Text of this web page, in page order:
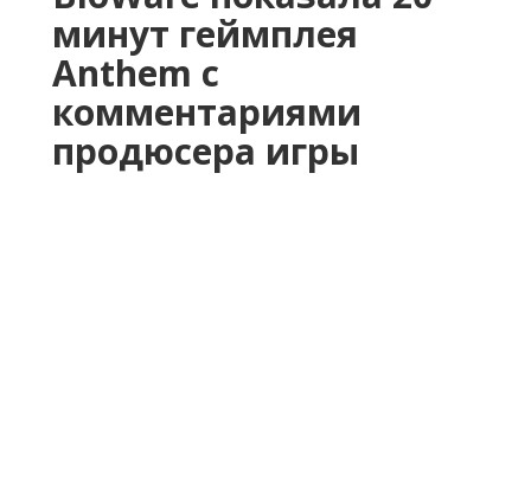
минут геймплея
Anthem с
комментариями
продюсера игры